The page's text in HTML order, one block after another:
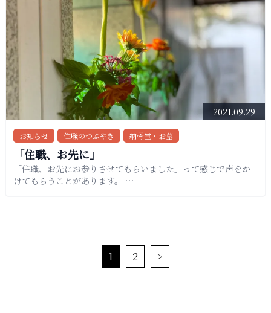
2021.09.29
お知らせ 住職のつぶやき 納骨堂・お墓
「住職、お先に」
「住職、お先にお参りさせてもらいました」って感じで声をか
けてもらうことがあります。 …
1 2 >